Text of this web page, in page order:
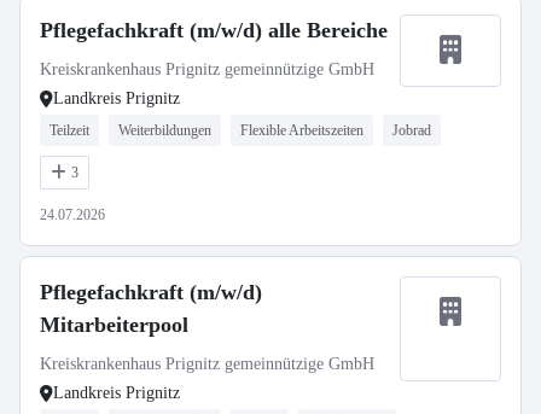
Pflegefachkraft (m/w/d) alle Bereiche
Kreiskrankenhaus Prignitz gemeinnützige GmbH
Landkreis Prignitz
Teilzeit Weiterbildungen Flexible Arbeitszeiten Jobrad
3
24.07.2026
Pflegefachkraft (m/w/d)
Mitarbeiterpool
Kreiskrankenhaus Prignitz gemeinnützige GmbH
Landkreis Prignitz